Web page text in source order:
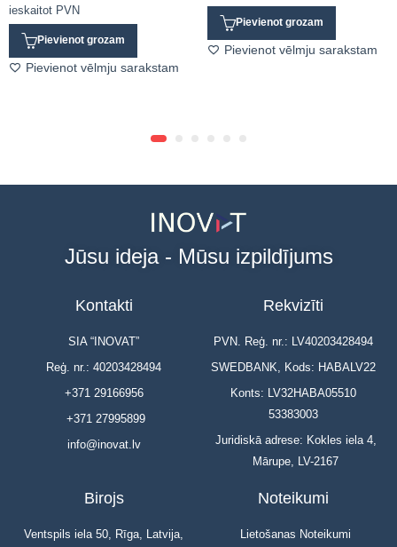
ieskaitot PVN
Pievienot grozam
Pievienot vēlmju sarakstam
Pievienot grozam
Pievienot vēlmju sarakstam
Jūsu ideja - Mūsu izpildījums
Kontakti
SIA “INOVAT”
Reģ. nr.: 40203428494
+371 29166956
+371 27995899
info@inovat.lv
Rekvizīti
PVN. Reģ. nr.: LV40203428494
SWEDBANK, Kods: HABALV22
Konts: LV32HABA05510
53383003
Juridiskā adrese: Kokles iela 4,
Mārupe, LV-2167
Birojs
Ventspils iela 50, Rīga, Latvija,
Noteikumi
Lietošanas Noteikumi